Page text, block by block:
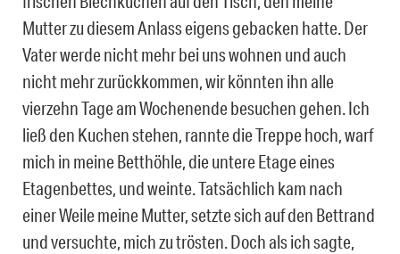
Mutter zu diesem Anlass eigens gebacken hatte. Der
Vater werde nicht mehr bei uns wohnen und auch
nicht mehr zurückkommen, wir könnten ihn alle
vierzehn Tage am Wochenende besuchen gehen. Ich
ließ den Kuchen stehen, rannte die Treppe hoch, warf
mich in meine Betthöhle, die untere Etage eines
Etagenbettes, und weinte. Tatsächlich kam nach
einer Weile meine Mutter, setzte sich auf den Bettrand
und versuchte, mich zu trösten. Doch als ich sagte,